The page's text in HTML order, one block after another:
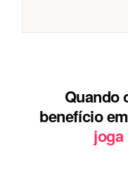
Quando
benefício